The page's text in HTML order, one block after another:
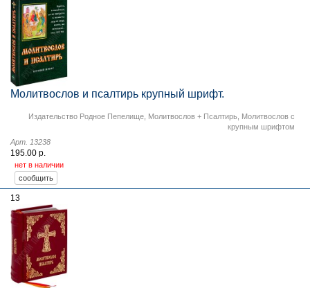
Молитвослов и псалтирь крупный шрифт.
Издательство Родное Пепелище Молитвослов + Псалтирь Молитвослов с
крупным шрифтом
Арт. 13238
195.00 р.
нет в наличии
13